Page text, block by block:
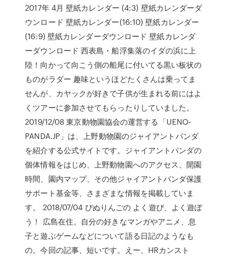
2017年 4月 壁紙カレンダー (4:3) 壁紙カレンダーダ
ウンロード 壁紙カレンダー(16:10) 壁紙カレンダー
(16:9) 壁紙カレンダーダウンロード 壁紙カレンダ
ーダウンロード 西表島・船浮集落のイダの浜に上
陸！向かって向こう側の船尾に付いてる黒い板状の
ものがラダー 趣味というほどたくさんは乗ってま
せんが、カヤックが好きで子供が生まれる前にはよ
くツアーに参加させてもらったりしていました。
2019/12/08 東京動物園協会の運営する「UENO-
PANDA.JP」は、上野動物園のジャイアントパンダ
を紹介する公式サイトです。ジャイアントパンダの
個体情報をはじめ、上野動物園へのアクセス、開園
時間、園内マップ、その他ジャイアントパンダ保護
サポート基金等、さまざまな情報を掲載していま
す。 2018/07/04 ぴぬりんごの よく遊び、よく遊ぼ
う！ 広島在住。自分の好きなマンガやアニメ、息
子と遊ぶゲームなどについて語る日記のようなも
の。今回の記事、短いです。えー、HRカンスト